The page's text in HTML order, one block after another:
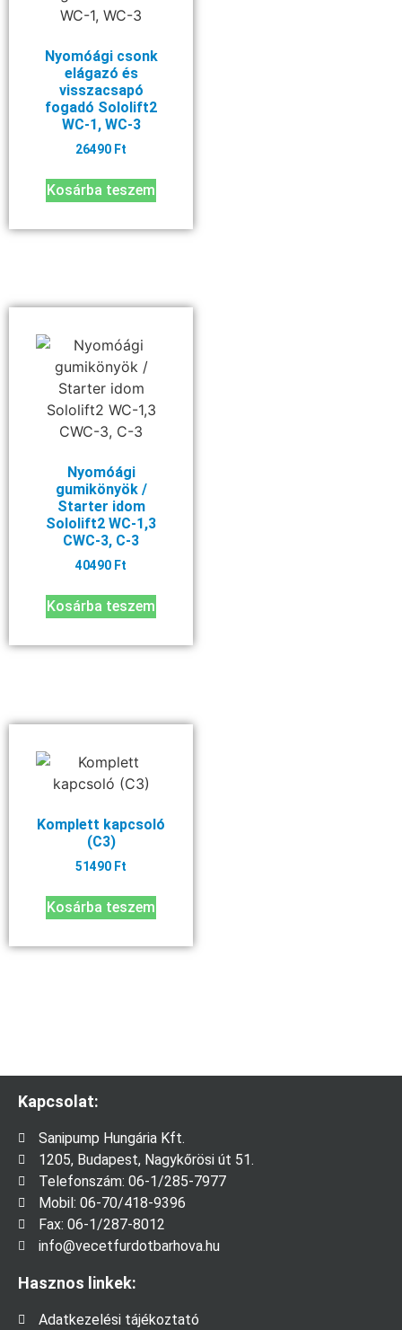
Nyomóági csonk
elágazó és
visszacsapó
fogadó Sololift2
WC-1, WC-3
26490 Ft
Kosárba teszem
Nyomóági
gumikönyök /
Starter idom
Sololift2 WC-1,3
CWC-3, C-3
40490 Ft
Kosárba teszem
Komplett kapcsoló
(C3)
51490 Ft
Kosárba teszem
Kapcsolat:
Sanipump Hungária Kft.
1205, Budapest, Nagykőrösi út 51.
Telefonszám: 06-1/285-7977
Mobil: 06-70/418-9396
Fax: 06-1/287-8012
info@vecetfurdotbarhova.hu
Hasznos linkek:
Adatkezelési tájékoztató